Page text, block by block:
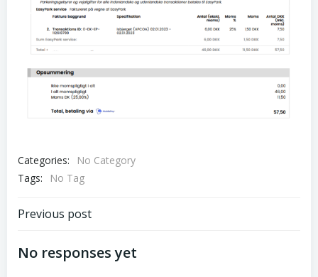
Categories:
No Category
Tags:
No Tag
Post
navigation
Previous post
No responses yet